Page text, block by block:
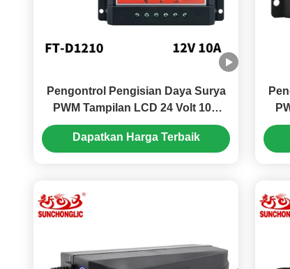
Pengontrol Pengisian Daya Surya
PWM Tampilan LCD 24 Volt 10A
dengan Pengaturan Manual dan
Output USB
Dapatkan Harga Terbaik